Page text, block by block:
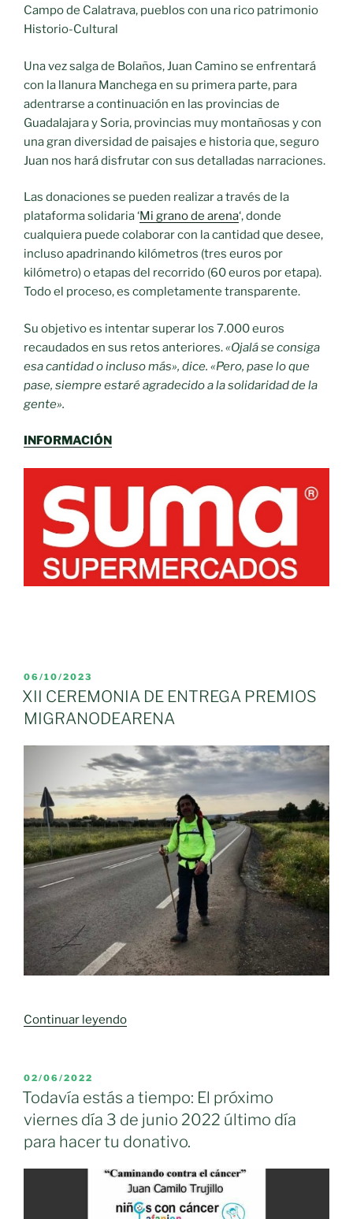
Campo de Calatrava, pueblos con una rico patrimonio
Historio-Cultural
Una vez salga de Bolaños, Juan Camino se enfrentará
con la llanura Manchega en su primera parte, para
adentrarse a continuación en las provincias de
Guadalajara y Soria, provincias muy montañosas y con
una gran diversidad de paisajes e historia que, seguro
Juan nos hará disfrutar con sus detalladas narraciones.
Las donaciones se pueden realizar a través de la
plataforma solidaria ‘Mi grano de arena‘, donde
cualquiera puede colaborar con la cantidad que desee,
incluso apadrinando kilómetros (tres euros por
kilómetro) o etapas del recorrido (60 euros por etapa).
Todo el proceso, es completamente transparente.
Su objetivo es intentar superar los 7.000 euros
recaudados en sus retos anteriores.«Ojalá se consiga
esa cantidad o incluso más», dice. «Pero, pase lo que
pase, siempre estaré agradecido a la solidaridad de la
gente».
INFORMACIÓN
PUBLICADO
EL
06/10/2023
XII CEREMONIA DE ENTREGA PREMIOS
MIGRANODEARENA
Continuar leyendo«XII
PREMIOS
MIGRANODEARENA»
PUBLICADO
EL
02/06/2022
Todavía estás a tiempo: El próximo
viernes día 3 de junio 2022 último día
para hacer tu donativo.